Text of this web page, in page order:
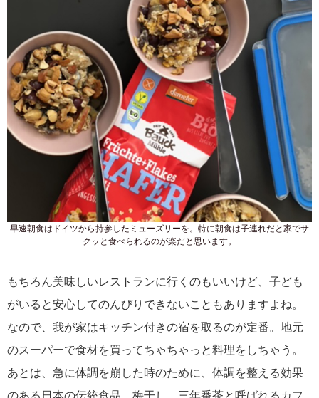
早速朝食はドイツから持参したミューズリーを。特に朝食は子連れだと家でサ
クッと食べられるのが楽だと思います。
もちろん美味しいレストランに行くのもいいけど、子ども
がいると安心してのんびりできないこともありますよね。
なので、我が家はキッチン付きの宿を取るのが定番。地元
のスーパーで食材を買ってちゃちゃっと料理をしちゃう。
あとは、急に体調を崩した時のために、体調を整える効果
のある日本の伝統食品、梅干し、三年番茶と呼ばれるカフ